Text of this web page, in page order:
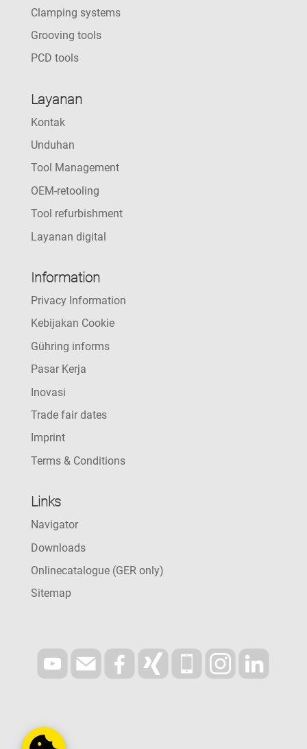
Clamping systems
Grooving tools
PCD tools
Layanan
Kontak
Unduhan
Tool Management
OEM-retooling
Tool refurbishment
Layanan digital
Information
Privacy Information
Kebijakan Cookie
Gühring informs
Pasar Kerja
Inovasi
Trade fair dates
Imprint
Terms & Conditions
Links
Navigator
Downloads
Onlinecatalogue (GER only)
Sitemap